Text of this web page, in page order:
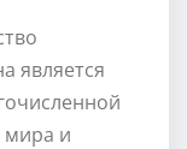
является
мира и